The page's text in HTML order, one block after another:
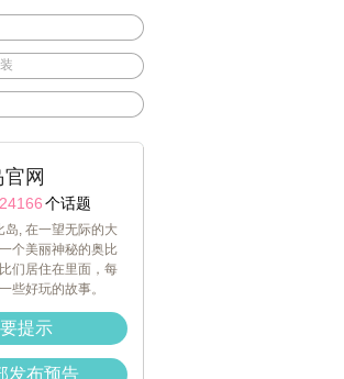
网
个话题
岛, 在一望无际的大
个美丽神秘的奥比
们居住在里面，每
些好玩的故事。
提示
发布预告